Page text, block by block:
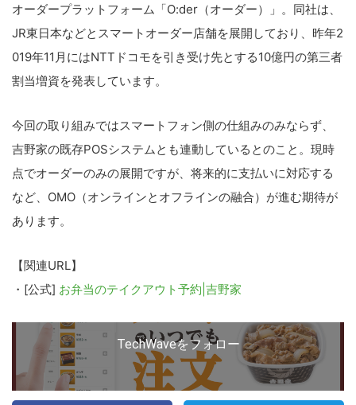
オーダープラットフォーム「O:der（オーダー）」。同社は、
JR東日本などとスマートオーダー店舗を展開しており、昨年2
019年11月にはNTTドコモを引き受け先とする10億円の第三者
割当増資を発表しています。
今回の取り組みではスマートフォン側の仕組みのみならず、
吉野家の既存POSシステムとも連動しているとのこと。現時
点でオーダーのみの展開ですが、将来的に支払いに対応する
など、OMO（オンラインとオフラインの融合）が進む期待が
あります。
【関連URL】
・[公式] お弁当のテイクアウト予約|吉野家
TechWaveをフォロー